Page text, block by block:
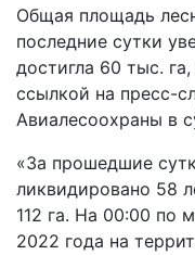
Общая площадь
последние сутки
достигла 60 тыс.
ссылкой на пресс-
Авиалесоохраны в
«За прошедшие
ликвидировано 58
112 га. На 00:00 по
2022 года на